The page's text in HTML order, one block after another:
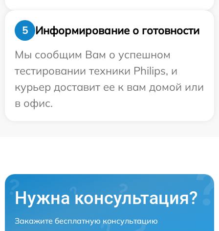
5
Информирование о готовности
Мы сообщим Вам о успешном
тестировании техники Philips, и
курьер доставит ее к вам домой или
в офис.
Нужна консультация?
Закажите бесплатную консультацию